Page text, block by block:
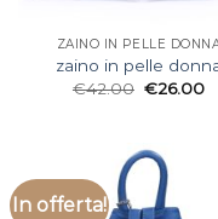
ZAINO IN PELLE
zaino in pelle
€42.00 €26.00
In offerta!